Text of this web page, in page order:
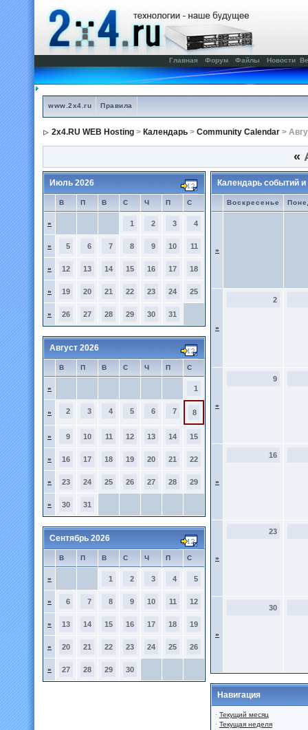
Главная Форум Файлы Новости
www.2x4.ru Правила
2x4.RU WEB Hosting > Календарь > Community Calendar >
«
Июль 2026
В П В С Ч П С
» 1 2 3 4
» 5 6 7 8 9 10 11
» 12 13 14 15 16 17 18
» 19 20 21 22 23 24 25
» 26 27 28 29 30 31
Август 2026
В П В С Ч П С
» 1
» 2 3 4 5 6 7 8
» 9 10 11 12 13 14 15
» 16 17 18 19 20 21 22
» 23 24 25 26 27 28 29
» 30 31
Сентябрь 2026
В П В С Ч П С
» 1 2 3 4 5
» 6 7 8 9 10 11 12
» 13 14 15 16 17 18 19
» 20 21 22 23 24 25 26
» 27 28 29 30
Календарь событий
Воскресенье
»
»
2
»
9
»
16
»
23
»
30
Навигация
· Текущий месяц
· Текущая неделя